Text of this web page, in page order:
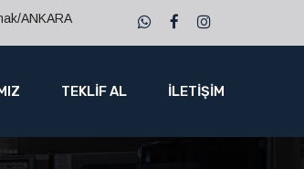
ANKARA
TEKLİF AL İLETİŞİM